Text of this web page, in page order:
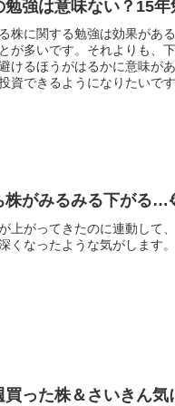
勉強は意味ない？15
株に関する勉強は効果があ
が多いです。それよりも、
けるほうがはるかに意味が
資できるようになりたいで
株がみるみる下がる
上がってきたのに連動して
くなったような気がします。
買った株＆さいきん気